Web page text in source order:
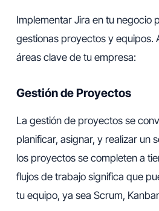
Implementar Jira en tu negocio
gestionas proyectos y equipos.
áreas clave de tu empresa:
Gestión de Proyectos
La gestión de proyectos se
planificar, asignar, y realizar un
los proyectos se completen a
flujos de trabajo significa que
tu equipo, ya sea Scrum,